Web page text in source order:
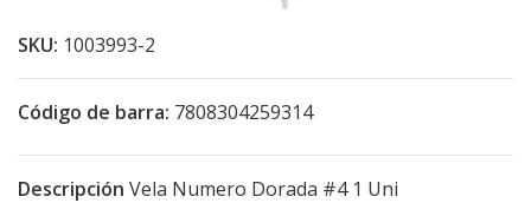
SKU: 1003993-2
Código de barra: 7808304259314
Descripción Vela Numero Dorada #4 1 Uni